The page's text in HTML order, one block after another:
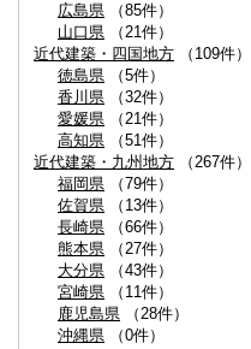
広島県 （85件）
山口県 （21件）
近代建築・四国地方 （109件）
徳島県 （5件）
香川県 （32件）
愛媛県 （21件）
高知県 （51件）
近代建築・九州地方 （267件）
福岡県 （79件）
佐賀県 （13件）
長崎県 （66件）
熊本県 （27件）
大分県 （43件）
宮崎県 （11件）
鹿児島県 （28件）
沖縄県 （0件）